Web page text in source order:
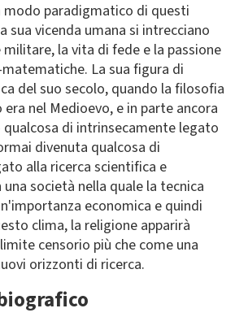
modo paradigmatico di questi
vicenda umana si intrecciano
la vita di fede e la passione
La sua figura di
del suo secolo, quando la filosofia
nel Medioevo, e in parte ancora
di intrinsecamente legato
divenuta qualcosa di
alla ricerca scientifica e
società nella quale la tecnica
economica e quindi
clima, la religione apparirà
censorio più che come una
orizzonti di ricerca.